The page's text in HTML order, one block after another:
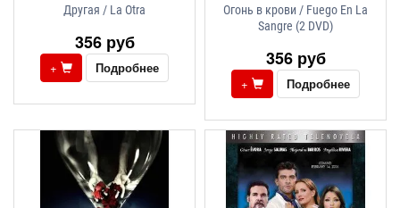
Другая / La Otra
356 руб
+ Подробнее
Огонь в крови / Fuego En La
Sangre (2 DVD)
356 руб
+ Подробнее